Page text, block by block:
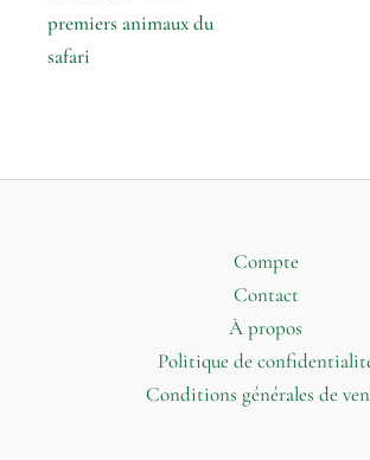
premiers animaux du
safari
Compte
Contact
À propos
Politique de
Conditions générales de